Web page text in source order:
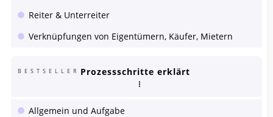
Reiter & Unterreiter
Verknüpfungen von Eigentümern, Käufer, Mietern
BESTSELLER Prozessschritte erklärt
Allgemein und Aufgabe